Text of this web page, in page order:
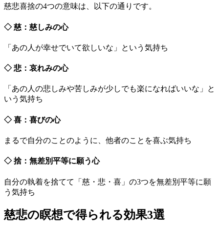
慈悲喜捨の4つの意味は、以下の通りです。
◇ 慈：慈しみの心
「あの人が幸せでいて欲しいな」という気持ち
◇ 悲：哀れみの心
「あの人の悲しみや苦しみが少しでも楽になればいいな」と
いう気持ち
◇ 喜：喜びの心
まるで自分のことのように、他者のことを喜ぶ気持ち
◇ 捨：無差別平等に願う心
自分の執着を捨てて「慈・悲・喜」の3つを無差別平等に願
う気持ち
慈悲の瞑想で得られる効果3選